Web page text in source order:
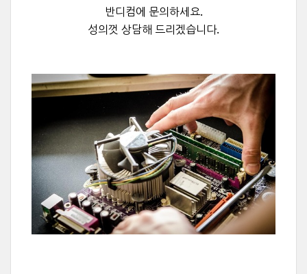
반디컴에 문의하세요.
성의껏 상담해 드리겠습니다.